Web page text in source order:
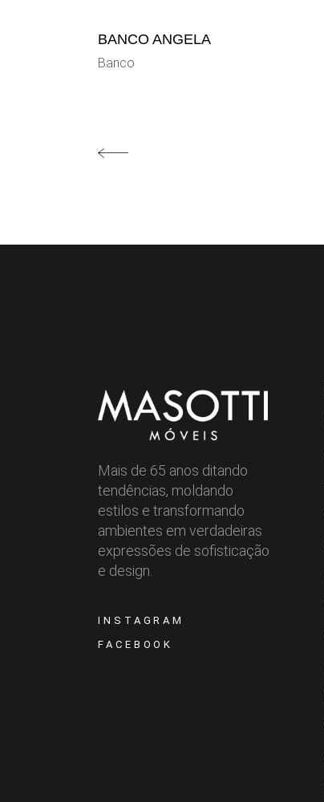
BANCO ANGELA
Banco
Mais de 65 anos ditando
tendências, moldando
estilos e transformando
ambientes em verdadeiras
expressões de sofisticação
e design.
INSTAGRAM
FACEBOOK